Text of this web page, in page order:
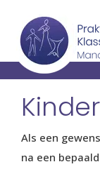
Als een
na een